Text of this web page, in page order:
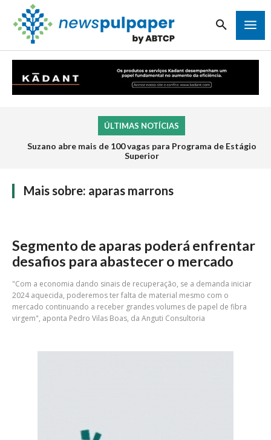
ÚLTIMAS NOTÍCIAS
Suzano abre mais de 100 vagas para Programa de Estágio
Superior
Mais sobre: aparas marrons
Segmento de aparas poderá enfrentar
desafios para abastecer o mercado
"Com a economia dando sinais de recuperação, se a demanda iniciar
2024 aquecida, poderemos ter falta de material mesmo com o
mercado continuando a receber grandes volumes de papel de fibra
virgem", aponta Pedro Vilas Boas, da Anguti Consultoria